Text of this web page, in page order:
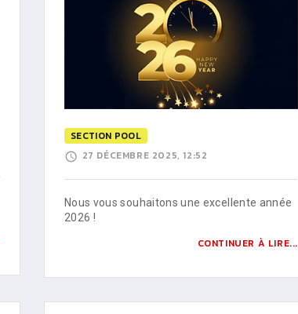
SECTION POOL
27 DÉCEMBRE 2025, 12:52
Nous vous souhaitons une excellente année
2026 !
CONTINUER À LIRE...